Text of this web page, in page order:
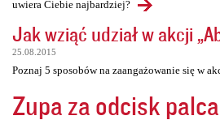
uwiera Ciebie najbardziej?
Jak wziąć udział w akcji
25.08.2015
Poznaj 5 sposobów na zaangażowanie się w
Zupa za odcisk palca